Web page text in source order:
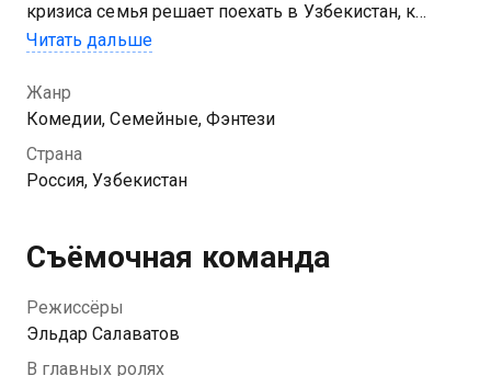
кризиса семья решает поехать в Узбекистан, к
дедушке, чтобы сменить обстановку. Среди вещей
медальон. Чтобы выручить родных, дед и внук едут
в Ташкент для продажи находки. Но первая поездка
оборачивается головокружительным
приключением по Востоку. Героям предстоит
отыскать легендарные сокровища бухарского
изменить историю.
Читать дальше
Жанр
Комедии, Семейные, Фэнтези
Страна
Россия, Узбекистан
Съёмочная команда
Режиссёры
Эльдар Салаватов
В главных ролях